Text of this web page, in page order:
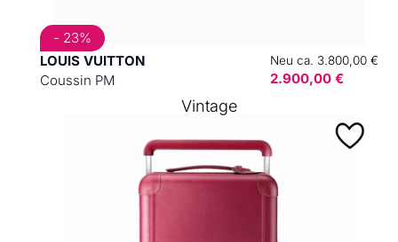
LOUIS VUITTON
Coussin PM
Neu ca. 3.800,00 €
2.900,00 €
- 23%
Vintage